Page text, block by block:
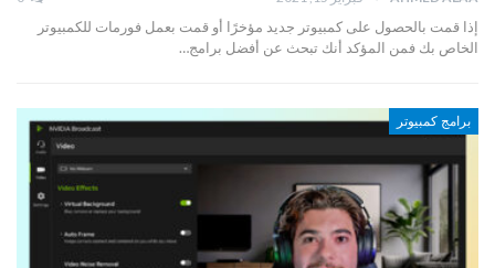
إذا قمت بالحصول على كمبيوتر جديد مؤخرًا أو قمت بعمل فورمات للكمبيوتر
الخاص بك فمن المؤكد أنك تبحث عن أفضل برامج…
برامج كمبيوتر